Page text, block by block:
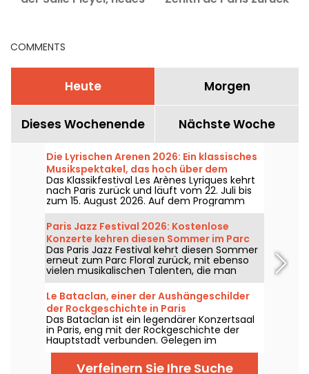
COMMENTS
Heute Morgen
Dieses Wochenende Nächste Woche
Die Lyrischen Arenen 2026: Ein klassisches
Musikspektakel, das hoch über dem
Montmartre-Hügel thront
Das Klassikfestival Les Arènes Lyriques kehrt
nach Paris zurück und läuft vom 22. Juli bis
zum 15. August 2026. Auf dem Programm
stehen nicht weniger als 16 Konzerte in den
Arenen von Montmartre, eine idyllische
Kulisse, um die großen Klassiker zu genießen.
Paris Jazz Festival 2026: Kostenlose
Konzerte kehren diesen Sommer im Parc
Floral zurück – Das Programm
Das Paris Jazz Festival kehrt diesen Sommer
erneut zum Parc Floral zurück, mit ebenso
vielen musikalischen Talenten, die man
sehen und hören kann – in einer idyllischen
Umgebung. Hier finden Sie das Programm
der kostenlosen Konzerte, das vom 24. Juni
bis zum 6. September 2026 zu entdecken
ist!
Le Bataclan, einer der Aushängeschilder
der Rockgeschichte in Paris
Das Bataclan ist ein legendärer Konzertsaal
in Paris, eng mit der Rockgeschichte der
Hauptstadt verbunden. Gelegen im
pulsierenden 11. Arrondissement, bleibt es ein
emblematischer Ort der Pariser Musikszene.
Verfeinern Sie Ihre Suche